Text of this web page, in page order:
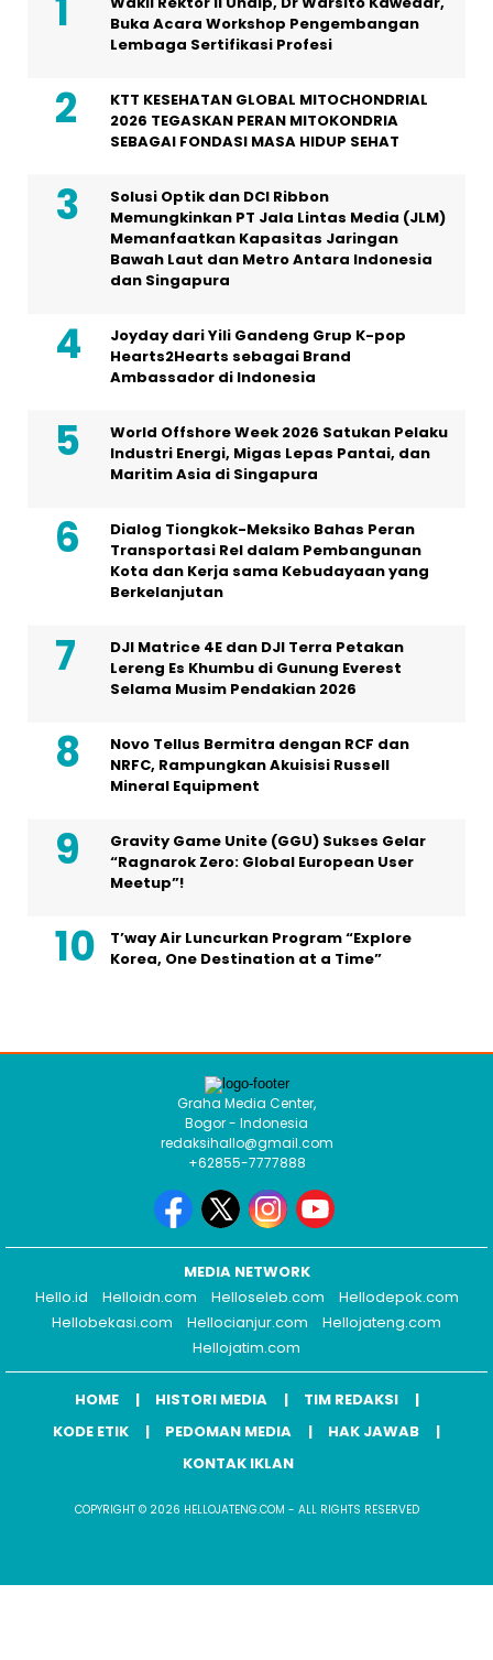
Buka Acara Workshop Pengembangan
Lembaga Sertifikasi Profesi
KTT KESEHATAN GLOBAL MITOCHONDRIAL
2026 TEGASKAN PERAN MITOKONDRIA
SEBAGAI FONDASI MASA HIDUP SEHAT
Solusi Optik dan DCI Ribbon
Memungkinkan PT Jala Lintas Media (JLM)
Memanfaatkan Kapasitas Jaringan
Bawah Laut dan Metro Antara Indonesia
dan Singapura
Joyday dari Yili Gandeng Grup K-pop
Hearts2Hearts sebagai Brand
Ambassador di Indonesia
World Offshore Week 2026 Satukan Pelaku
Industri Energi, Migas Lepas Pantai, dan
Maritim Asia di Singapura
Dialog Tiongkok-Meksiko Bahas Peran
Transportasi Rel dalam Pembangunan
Kota dan Kerja sama Kebudayaan yang
Berkelanjutan
DJI Matrice 4E dan DJI Terra Petakan
Lereng Es Khumbu di Gunung Everest
Selama Musim Pendakian 2026
Novo Tellus Bermitra dengan RCF dan
NRFC, Rampungkan Akuisisi Russell
Mineral Equipment
Gravity Game Unite (GGU) Sukses Gelar
“Ragnarok Zero: Global European User
Meetup”!
T’way Air Luncurkan Program “Explore
Korea, One Destination at a Time”
Graha Media Center,
Bogor - Indonesia
redaksihallo@gmail.com
+62855-7777888
MEDIA NETWORK
Hello.id
Helloidn.com Helloseleb.com
Hellodepok.com
Hellobekasi.com
Hellocianjur.com
Hellojateng.com
Hellojatim.com
HOME HISTORI MEDIA
TIM REDAKSI
KODE ETIK
PEDOMAN MEDIA
HAK JAWAB
KONTAK IKLAN
COPYRIGHT © 2026 HELLOJATENG.COM - ALL RIGHTS RESERVED